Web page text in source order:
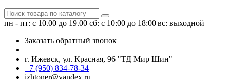
пн - пт: с 10.00 до 19.00 сб: с 10:00 до 18:00|вс: выходной
Заказать обратный звонок
г. Ижевск, ул. Красная, 96 "ТД Мир Шин"
+7 (950) 834-78-34
izhtoner@yandex.ru